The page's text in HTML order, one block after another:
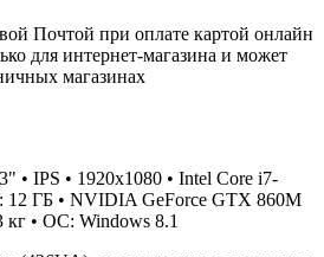
Почтой при оплате картой онлайн
для интернет-магазина и может
магазинах
• IPS • 1920x1080 • Intel Core i7-
12 ГБ • NVIDIA GeForce GTX 860M
кг • ОС: Windows 8.1